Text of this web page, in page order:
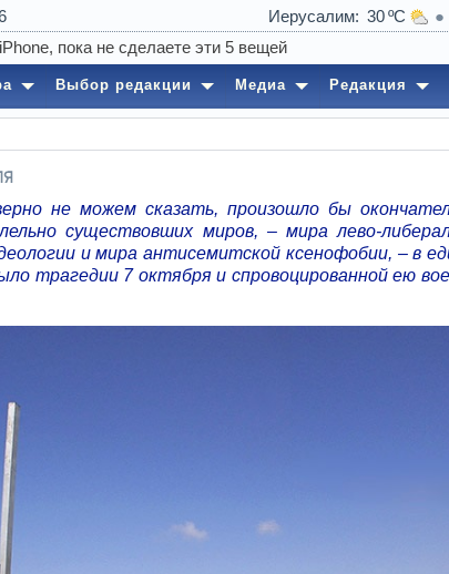
Иерусалим 30
Выбор редакции Медиа Редакция
не можем сказать, произошло бы
существовших миров, – мира лево-
и мира антисемитской ксенофобии, – в
трагедии 7 октября и спровоцированной ею